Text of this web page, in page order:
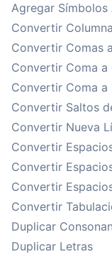
Agregar Símbolos
Convertir
Convertir Comas
Convertir Coma a
Convertir Coma a
Convertir Saltos
Convertir Nueva
Convertir
Convertir
Convertir
Convertir
Duplicar
Duplicar Letras